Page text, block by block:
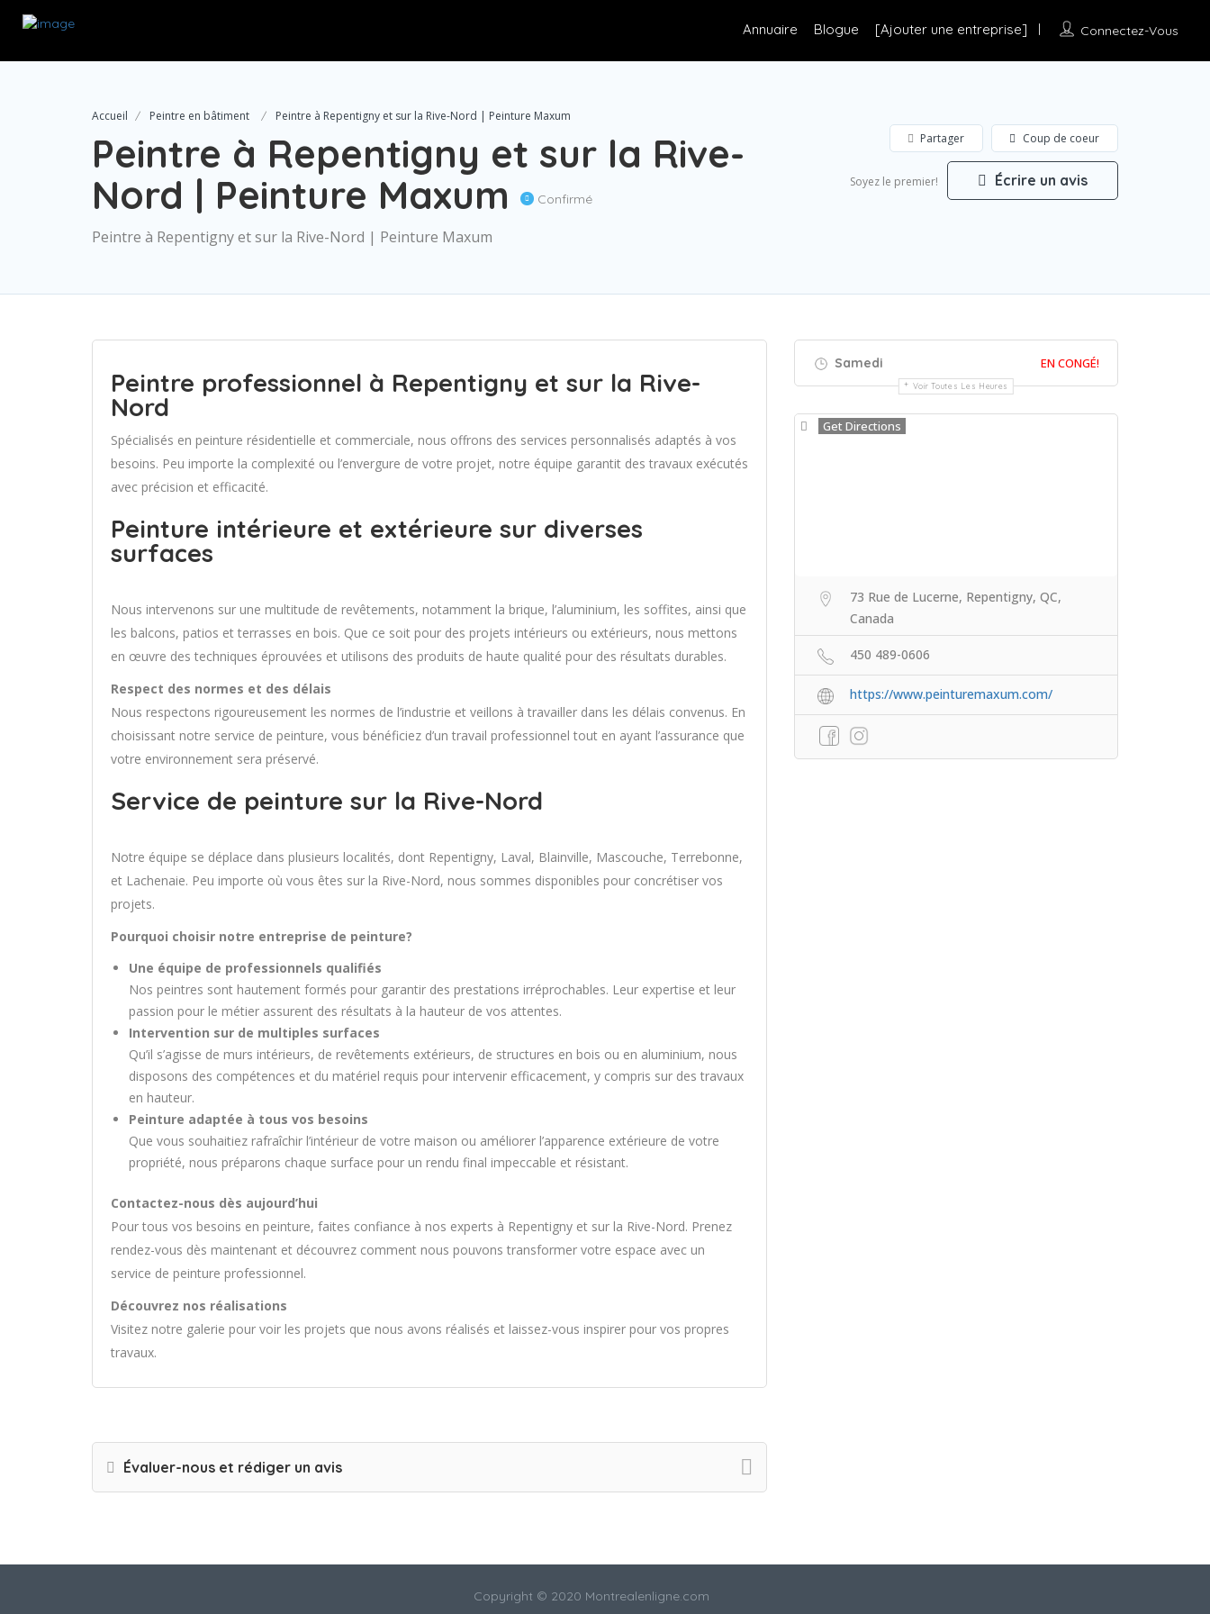
Connectez-Vous
Annuaire Blogue [Ajouter une entreprise]
Accueil Peintre en bâtiment Peintre à Repentigny et sur la Rive-Nord | Peinture Maxum
Peintre à Repentigny et sur la Rive-
Nord | Peinture Maxum
Confirmé
Peintre à Repentigny et sur la Rive-Nord | Peinture Maxum
Coup de coeur
Partager
Soyez le premier! Écrire un avis
Peintre professionnel à Repentigny et sur la Rive-
Nord
Spécialisés en peinture résidentielle et commerciale, nous offrons des services personnalisés adaptés à vos
besoins. Peu importe la complexité ou l’envergure de votre projet, notre équipe garantit des travaux exécutés
avec précision et efficacité.
Peinture intérieure et extérieure sur diverses
surfaces
Nous intervenons sur une multitude de revêtements, notamment la brique, l’aluminium, les soffites, ainsi que
les balcons, patios et terrasses en bois. Que ce soit pour des projets intérieurs ou extérieurs, nous mettons
en œuvre des techniques éprouvées et utilisons des produits de haute qualité pour des résultats durables.
Respect des normes et des délais
Nous respectons rigoureusement les normes de l’industrie et veillons à travailler dans les délais convenus. En
choisissant notre service de peinture, vous bénéficiez d’un travail professionnel tout en ayant l’assurance que
votre environnement sera préservé.
Service de peinture sur la Rive-Nord
Notre équipe se déplace dans plusieurs localités, dont Repentigny, Laval, Blainville, Mascouche, Terrebonne,
et Lachenaie. Peu importe où vous êtes sur la Rive-Nord, nous sommes disponibles pour concrétiser vos
projets.
Pourquoi choisir notre entreprise de peinture?
Une équipe de professionnels qualifiés
Nos peintres sont hautement formés pour garantir des prestations irréprochables. Leur expertise et leur
passion pour le métier assurent des résultats à la hauteur de vos attentes.
Intervention sur de multiples surfaces
Qu’il s’agisse de murs intérieurs, de revêtements extérieurs, de structures en bois ou en aluminium, nous
disposons des compétences et du matériel requis pour intervenir efficacement, y compris sur des travaux
en hauteur.
Peinture adaptée à tous vos besoins
Que vous souhaitiez rafraîchir l’intérieur de votre maison ou améliorer l’apparence extérieure de votre
propriété, nous préparons chaque surface pour un rendu final impeccable et résistant.
Contactez-nous dès aujourd’hui
Pour tous vos besoins en peinture, faites confiance à nos experts à Repentigny et sur la Rive-Nord. Prenez
rendez-vous dès maintenant et découvrez comment nous pouvons transformer votre espace avec un
service de peinture professionnel.
Découvrez nos réalisations
Visitez notre galerie pour voir les projets que nous avons réalisés et laissez-vous inspirer pour vos propres
travaux.
Évaluer-nous et rédiger un avis
Samedi EN CONGÉ!
Voir Toutes Les Heures
Get Directions
73 Rue de Lucerne, Repentigny, QC,
Canada
450 489-0606
https://www.peinturemaxum.com/
Copyright © 2020 Montrealenligne.com